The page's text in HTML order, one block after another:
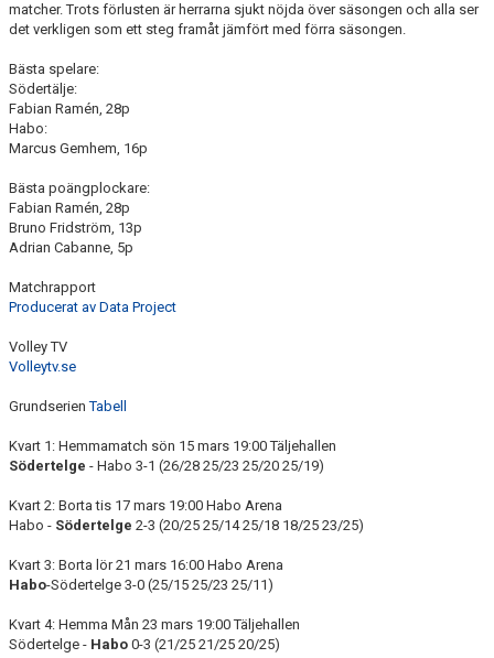
matcher. Trots förlusten är herrarna sjukt nöjda över säsongen och alla ser
det verkligen som ett steg framåt jämfört med förra säsongen.
Bästa spelare:
Södertälje:
Fabian Ramén, 28p
Habo:
Marcus Gemhem, 16p
Bästa poängplockare:
Fabian Ramén, 28p
Bruno Fridström, 13p
Adrian Cabanne, 5p
Matchrapport
Producerat av Data Project
Volley TV
Volleytv.se
GrundserienTabell
Kvart 1: Hemmamatch sön 15 mars 19:00 Täljehallen
Södertelge - Habo 3-1 (26/28 25/23 25/20 25/19)
Kvart 2: Borta tis 17 mars 19:00 Habo Arena
Habo - Södertelge 2-3 (20/25 25/14 25/18 18/25 23/25)
Kvart 3: Borta lör 21 mars 16:00 Habo Arena
Habo-Södertelge 3-0 (25/15 25/23 25/11)
Kvart 4: Hemma Mån 23 mars 19:00 Täljehallen
Södertelge - Habo 0-3 (21/25 21/25 20/25)